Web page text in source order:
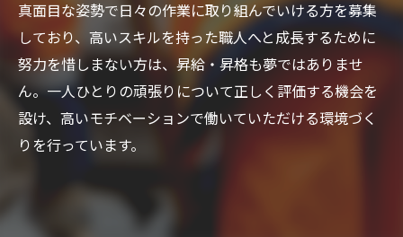
真面目な姿勢で日々の作業に取り組んでいける方を募集
しており、高いスキルを持った職人へと成長するために
努力を惜しまない方は、昇給・昇格も夢ではありませ
ん。一人ひとりの頑張りについて正しく評価する機会を
設け、高いモチベーションで働いていただける環境づく
りを行っています。